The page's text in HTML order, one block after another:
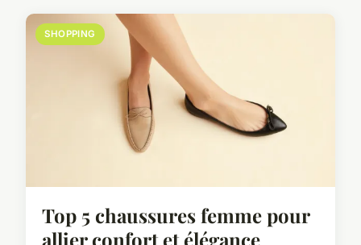
SHOPPING
Top 5 chaussures femme pour
allier confort et élégance